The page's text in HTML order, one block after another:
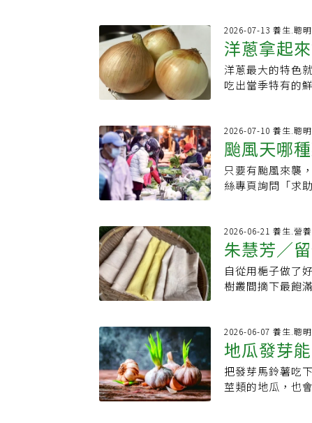
2026-07-13 養生.聰
洋蔥拿起
象別買
洋蔥最大的特色
吃出當季特有的
的洋蔥。1、發芽
頂端冒出綠色嫩
做成生菜沙拉享
表採收後已經經
中的養分和水分
看起來很大卻拿
洋蔥最重要的特
要有光澤，沒有
否有明顯碰傷、
些洋蔥頂部會出
變質。如果發現
購買。此外，買
紙袋或廚房紙巾
·怕洋蔥太辣先
2026-07-10 養生.聰
颱風天哪
激推！10
只要有颱風來襲
絲專頁詢問「求
「根莖類可參考
響，比有農藥的
菜1包不用20元
豆笌菜」、「金
「天天吃韭菜豆
三色蔬菜)方便又
風來臨前不要搶
盆栽種地瓜葉颱
要吃被炒的高高
2026-06-21 養生.營
朱慧芳／
自從用梔子做了
樹叢間摘下最飽
生活時，我在永
它吧！有了這匹
還有染布...天然
顏色在布巾上的
色，不搶戲卻十
2026-06-07 養生.聰
地瓜發芽
辨哪些該
把發芽馬鈴薯吃
莖類的地瓜，也